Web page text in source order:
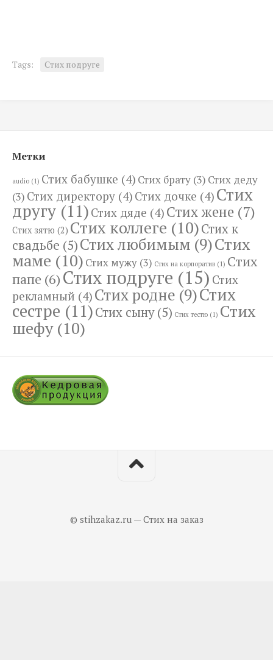
Tags: Стих подруге
Метки
audio (1) Стих бабушке (4) Стих брату (3) Стих деду
(3) Стих директору (4) Стих дочке (4) Стих
другу (11) Стих дяде (4) Стих жене (7)
Стих зятю (2) Стих коллеге (10)Стих к
свадьбе (5)Стих любимым (9)Стих
маме (10) Стих мужу (3) Стих на корпоратив (1) Стих
папе (6) Стих подруге (15) Стих
рекламный (4) Стих родне (9)Стих
сестре (11)Стих сыну(5) Стих тестю (1) Стих
шефу(10)
© stihzakaz.ru — Стих на заказ